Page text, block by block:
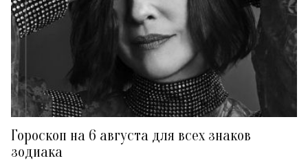
Гороскоп на 6 августа для всех знаков
зодиака